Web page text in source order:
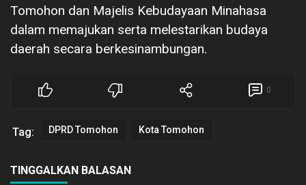
Tomohon dan Majelis Kebudayaan Minahasa
dalam memajukan serta melestarikan budaya
daerah secara berkesinambungan.
0
Tag: DPRD Tomohon Kota Tomohon
TINGGALKAN BALASAN